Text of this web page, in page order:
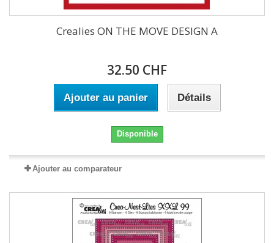
Crealies ON THE MOVE DESIGN A
32.50 CHF
Ajouter au panier Détails
Disponible
Ajouter au comparateur